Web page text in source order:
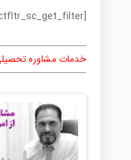
[prdctfltr_sc_get_filter]
خدمات مشاوره